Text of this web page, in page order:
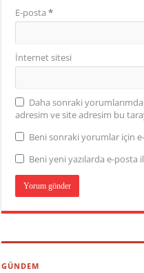
E-posta*
İnternet sitesi
Daha sonraki yorumlarımda
adresim ve site adresim bu
Beni sonraki yorumlar için
Beni yeni yazılarda e-posta
GÜNDEM